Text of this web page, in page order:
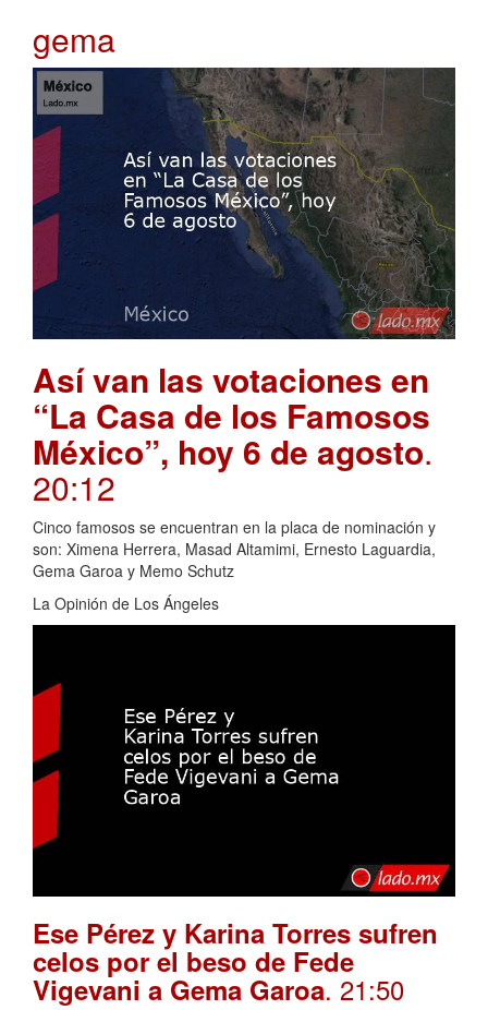
gema
Así van las votaciones en
“La Casa de los Famosos
México”, hoy 6 de agosto.
20:12
Cinco famosos se encuentran en la placa de nominación y
son: Ximena Herrera, Masad Altamimi, Ernesto Laguardia,
Gema Garoa y Memo Schutz
La Opinión de Los Ángeles
Ese Pérez y Karina Torres sufren
celos por el beso de Fede
Vigevani a Gema Garoa. 21:50